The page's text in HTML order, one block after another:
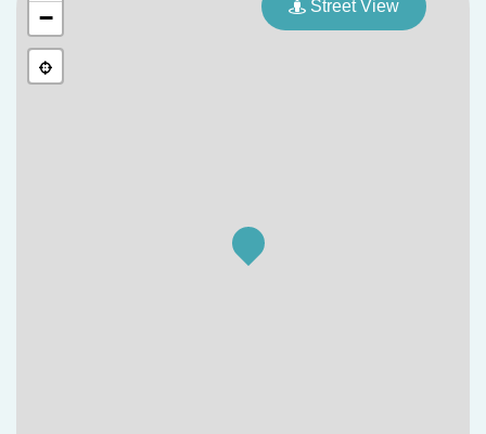
−
Street View